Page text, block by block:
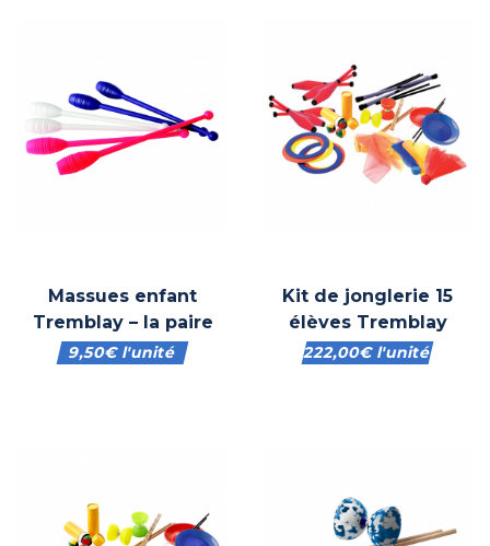
Massues enfant
Tremblay – la paire
9,50€l'unité
Kit de jonglerie 15
élèves Tremblay
222,00€l'unité